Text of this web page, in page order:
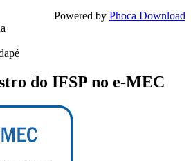
Powered by Phoca Download
do IFSP no e-MEC